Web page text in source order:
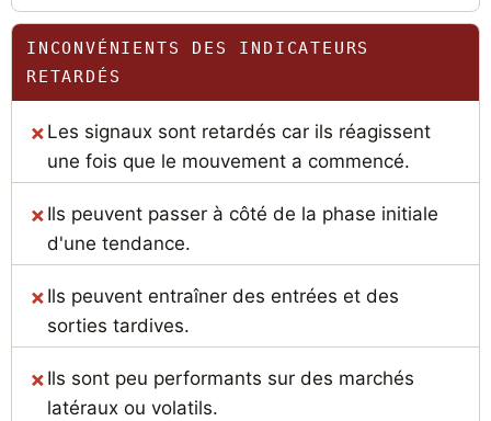
INCONVÉNIENTS DES INDICATEURS
RETARDÉS
Les signaux sont retardés car ils réagissent
une fois que le mouvement a commencé.
Ils peuvent passer à côté de la phase initiale
d'une tendance.
Ils peuvent entraîner des entrées et des
sorties tardives.
Ils sont peu performants sur des marchés
latéraux ou volatils.